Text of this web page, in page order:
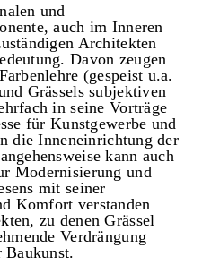
und
auch im Inneren
Architekten
Davon zeugen
(gespeist u.a.
Grässels subjektiven
in seine Vorträge
für Kunstgewerbe und
die Inneneinrichtung der
kann auch
Modernisierung und
mit seiner
Komfort verstanden
zu denen Grässel
Verdrängung